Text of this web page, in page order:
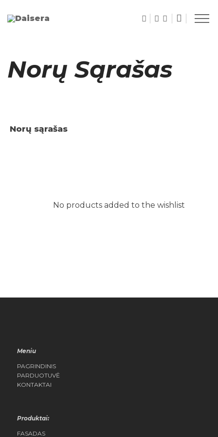
Norų Sąrašas
Norų sąrašas
No products added to the wishlist
Meniu
PAGRINDINIS
PARDUOTUVĖ
KONTAKTAI
Produktai:
FASADAS